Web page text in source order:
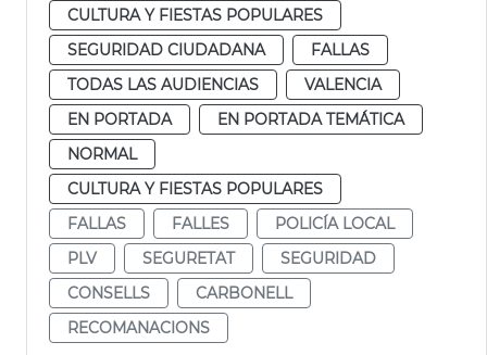
CULTURA Y FIESTAS POPULARES
SEGURIDAD CIUDADANA
FALLAS
TODAS LAS AUDIENCIAS
VALENCIA
EN PORTADA
EN PORTADA TEMÁTICA
NORMAL
CULTURA Y FIESTAS POPULARES
FALLAS
FALLES
POLICÍA LOCAL
PLV
SEGURETAT
SEGURIDAD
CONSELLS
CARBONELL
RECOMANACIONS